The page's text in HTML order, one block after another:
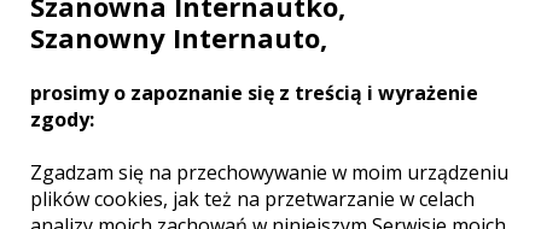
BMW SERIA 3 ROCZNIK 2015
kolor skóry dla podkreślenia ...
Szanowny Internauto,
prosimy o zapoznanie się z treścią i wyrażenie
zgody:
Zgadzam się na przechowywanie w moim urządzeniu
plików cookies, jak też na przetwarzanie w celach